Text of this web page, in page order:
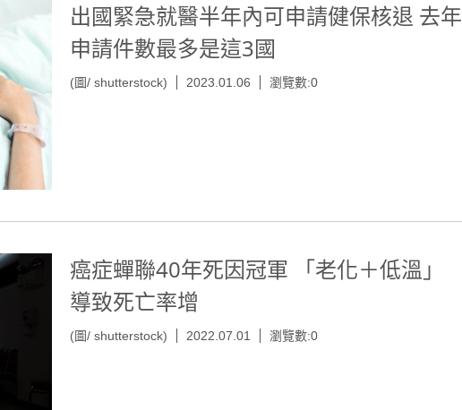
出國緊急就醫半年內可申請健保核退 去年
申請件數最多是這3國
(圖/ shutterstock) 2023.01.06 瀏覽數:0
癌症蟬聯40年死因冠軍 「老化＋低溫」
導致死亡率增
(圖/ shutterstock) 2022.07.01 瀏覽數:0